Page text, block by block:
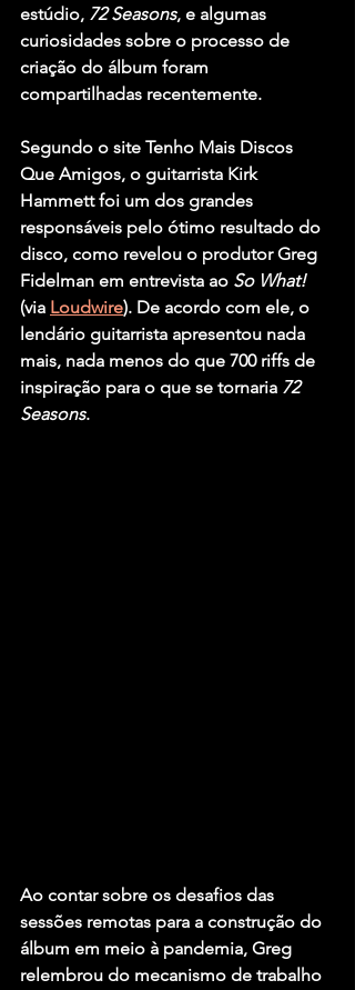
estúdio, 72 Seasons, e algumas
curiosidades sobre o processo de
criação do álbum foram
compartilhadas recentemente.
Segundo o site Tenho Mais Discos
Que Amigos, o guitarrista Kirk
Hammett foi um dos grandes
responsáveis pelo ótimo resultado do
disco, como revelou o produtor Greg
Fidelman em entrevista ao So What!
(via Loudwire). De acordo com ele, o
lendário guitarrista apresentou nada
mais, nada menos do que 700 riffs de
inspiração para o que se tornaria 72
Seasons.
Ao contar sobre os desafios das
sessões remotas para a construção do
álbum em meio à pandemia, Greg
relembrou do mecanismo de trabalho